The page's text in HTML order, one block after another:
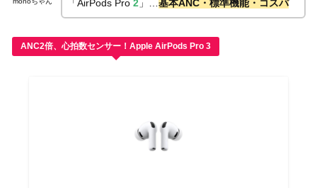
「AirPods Pro 2 」… 基本ANC・標準機能・コスパ
ANC2倍、心拍数センサー！Apple AirPods Pro 3